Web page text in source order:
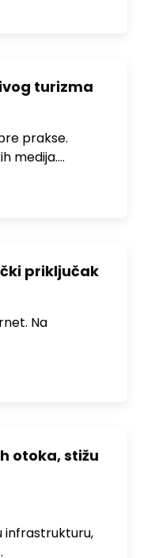
turizma
prakse.
medija.…
priključak
Na
otoka, stižu
infrastrukturu,